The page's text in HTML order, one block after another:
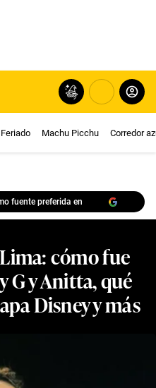
Feriado Machu Picchu Corredor
fuente preferida en
cómo fue
G y Anitta, qué
Disney y más